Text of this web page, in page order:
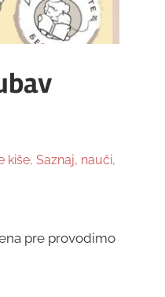
kiše, Saznaj, nauči,
pre provodimo